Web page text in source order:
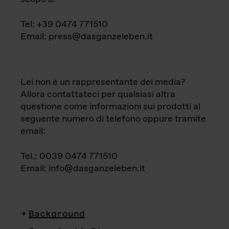
Tel: +39 0474 771510
Email: press@dasganzeleben.it
Lei non è un rappresentante dei media?
Allora contattateci per qualsiasi altra
questione come informazioni sui prodotti al
seguente numero di telefono oppure tramite
email:
Tel.: 0039 0474 771510
Email: info@dasganzeleben.it
Background